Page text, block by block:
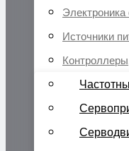
Источники